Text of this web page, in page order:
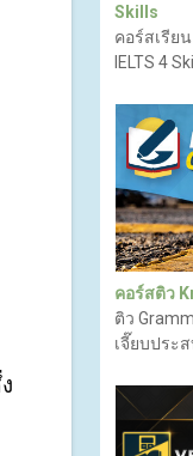
Skills
คอร์สเรีย
IELTS 4
คอร์สติว
ติว
เจี๊ยบประ